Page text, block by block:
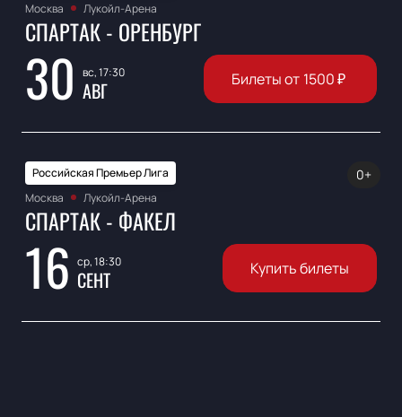
Москва
Лукойл-Арена
СПАРТАК - ОРЕНБУРГ
30 вс, 17:30
АВГ Билеты от 1500₽
Российская Премьер Лига
Москва
Лукойл-Арена
СПАРТАК - ФАКЕЛ
16 ср, 18:30
СЕНТ
0+
Купить билеты